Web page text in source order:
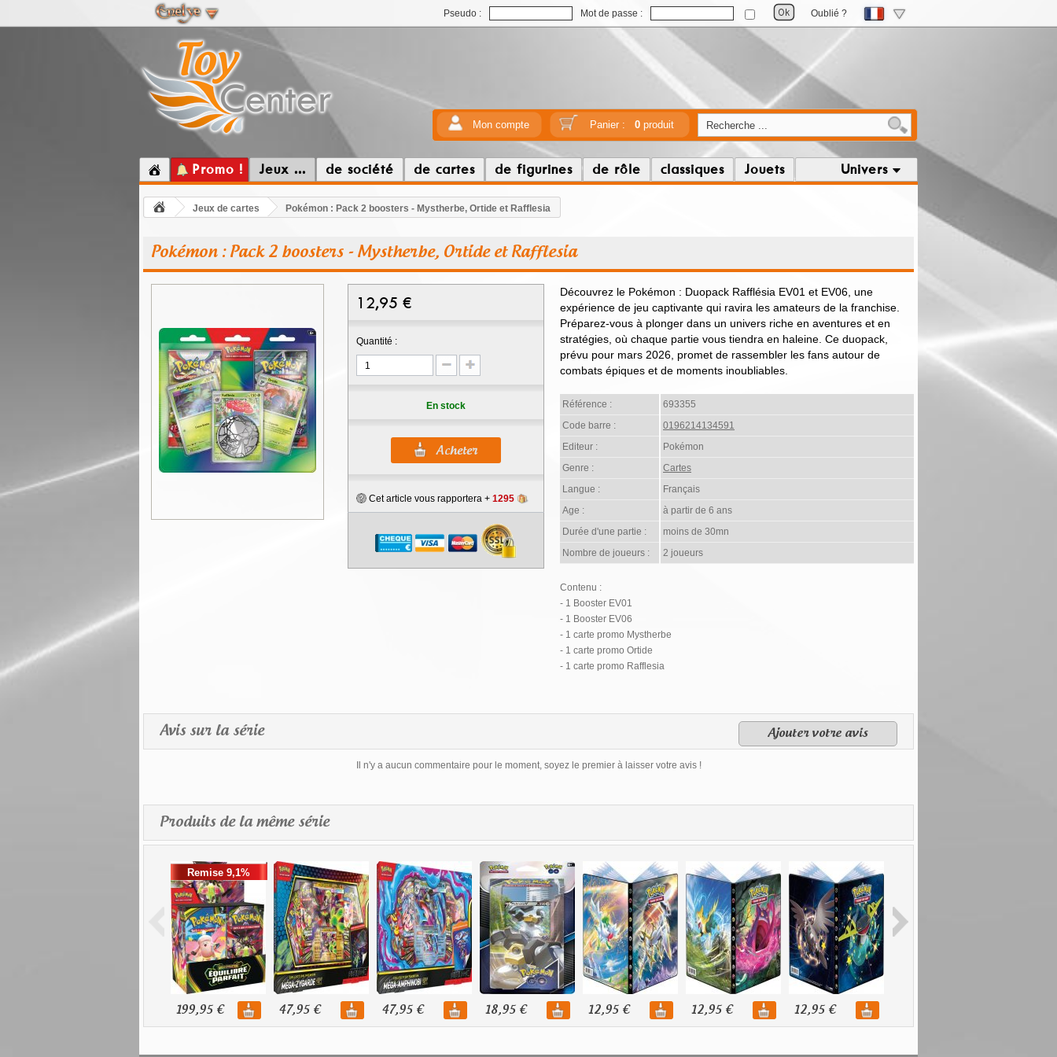
Pseudo : Mot de passe : Oublié ?
Mon compte Panier : 0produit
Promo ! Jeux ... de société de cartes de figurines de rôle classiques Jouets Univers
Jeux de cartes Pokémon : Pack 2 boosters - Mystherbe, Ortide et Rafflesia
Pokémon : Pack 2 boosters - Mystherbe, Ortide et Rafflesia
12,95 €
Quantité :
En stock
Cet article vous rapportera + 1295
Découvrez le Pokémon : Duopack Rafflésia EV01 et EV06, une
expérience de jeu captivante qui ravira les amateurs de la franchise.
Préparez-vous à plonger dans un univers riche en aventures et en
stratégies, où chaque partie vous tiendra en haleine. Ce duopack,
prévu pour mars 2026, promet de rassembler les fans autour de
combats épiques et de moments inoubliables.
Référence :
693355
Code barre :
0196214134591
Editeur :
Pokémon
Genre :
Cartes
Langue :
Français
Age :
à partir de 6 ans
Durée d'une partie :
moins de 30mn
Nombre de joueurs :
2 joueurs
Contenu :
- 1 Booster EV01
- 1 Booster EV06
- 1 carte promo Mystherbe
- 1 carte promo Ortide
- 1 carte promo Rafflesia
Avis sur la série Ajouter votre avis
Il n'y a aucun commentaire pour le moment, soyez le premier à laisser votre avis !
Produits de la même série
Remise 9,1%
199,95 € 47,95 € 47,95 € 18,95 € 12,95 € 12,95 € 12,95 €